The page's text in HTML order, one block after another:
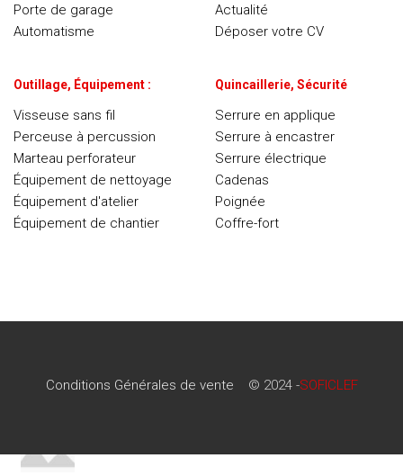
Porte de garage
Automatisme
Actualité
Déposer votre CV
Outillage, Équipement :
Visseuse sans fil
Perceuse à percussion
Marteau perforateur
Équipement de nettoyage
Équipement d'atelier
Équipement de chantier
Quincaillerie, Sécurité
Serrure en applique
Serrure à encastrer
Serrure électrique
Cadenas
Poignée
Coffre-fort
Conditions Générales de vente © 2024 -SOFICLEF